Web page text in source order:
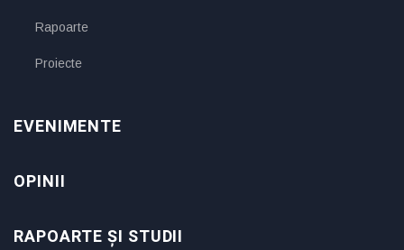
Rapoarte
Proiecte
EVENIMENTE
OPINII
RAPOARTE ȘI STUDII